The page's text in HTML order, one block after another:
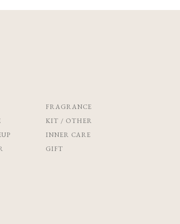
FRAGRANCE
KIT / OTHER
INNER CARE
GIFT